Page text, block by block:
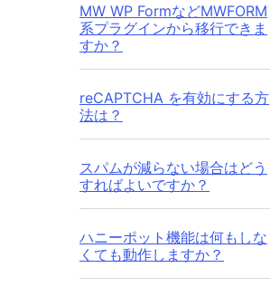
MW WP FormなどMWFORM
系プラグインから移行できま
すか？
reCAPTCHA を有効にする方
法は？
スパムが減らない場合はどう
すればよいですか？
ハニーポット機能は何もしな
くても動作しますか？